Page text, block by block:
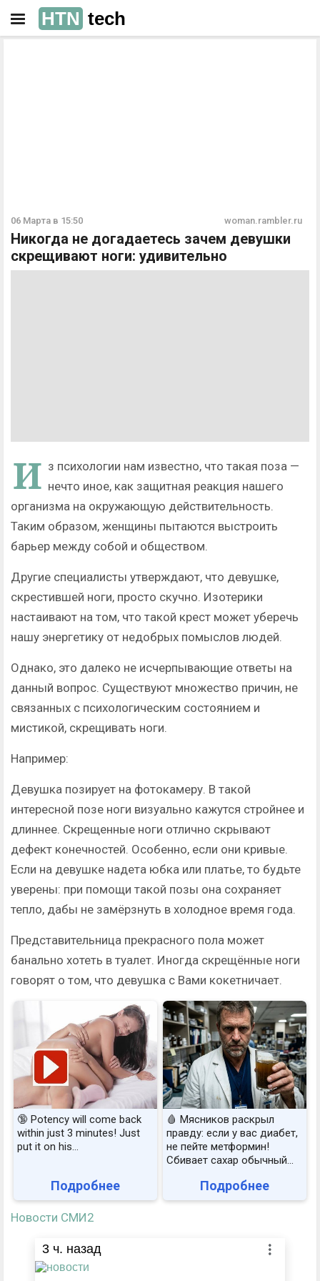
HTN tech
06 Марта в 15:50 woman.rambler.ru
Никогда не догадаетесь зачем девушки
скрещивают ноги: удивительно
И з психологии нам известно, что такая поза —
нечто иное, как защитная реакция нашего
организма на окружающую действительность.
Таким образом, женщины пытаются выстроить
барьер между собой и обществом.
Другие специалисты утверждают, что девушке,
скрестившей ноги, просто скучно. Изотерики
настаивают на том, что такой крест может уберечь
нашу энергетику от недобрых помыслов людей.
Однако, это далеко не исчерпывающие ответы на
данный вопрос. Существуют множество причин, не
связанных с психологическим состоянием и
мистикой, скрещивать ноги.
Например:
Девушка позирует на фотокамеру. В такой
интересной позе ноги визуально кажутся стройнее и
длиннее. Скрещенные ноги отлично скрывают
дефект конечностей. Особенно, если они кривые.
Если на девушке надета юбка или платье, то будьте
уверены: при помощи такой позы она сохраняет
тепло, дабы не замёрзнуть в холодное время года.
Представительница прекрасного пола может
банально хотеть в туалет. Иногда скрещённые ноги
говорят о том, что девушка с Вами кокетничает.
🔞 Potency will come back
within just 3 minutes! Just
put it on his…
Подробнее
🩸 Мясников раскрыл
правду: если у вас диабет,
не пейте метформин!
Сбивает сахар обычный...
Подробнее
Новости СМИ2
3 ч. назад